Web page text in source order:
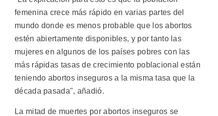
femenina crece más rápido en varias partes del
mundo donde es menos probable que los abortos
estén abiertamente disponibles, y por tanto las
mujeres en algunos de los países pobres con las
más rápidas tasas de crecimiento poblacional están
teniendo abortos inseguros a la misma tasa que la
década pasada", añadió.
La mitad de muertes por abortos inseguros se